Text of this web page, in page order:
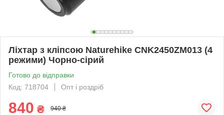
Ліхтар з кліпсою Naturehike CNK2450ZM013 (4
режими) Чорно-сірий
Готово до відправки
Код: 718704
Опт і роздріб
840 ₴ 940 ₴